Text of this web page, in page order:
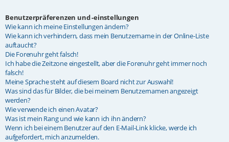
Benutzerpräferenzen und -einstellungen
Wie kann ich meine Einstellungen ändern?
Wie kann ich verhindern, dass mein Benutzername in der Online-Liste
auftaucht?
Die Forenuhr geht falsch!
Ich habe die Zeitzone eingestellt, aber die Forenuhr geht immer noch
falsch!
Meine Sprache steht auf diesem Board nicht zur Auswahl!
Was sind das für Bilder, die bei meinem Benutzernamen angezeigt
werden?
Wie verwende ich einen Avatar?
Was ist mein Rang und wie kann ich ihn ändern?
Wenn ich bei einem Benutzer auf den E-Mail-Link klicke, werde ich
aufgefordert, mich anzumelden.